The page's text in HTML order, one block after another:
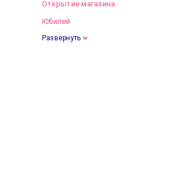
Открытие магазина
Юбилей
Развернуть